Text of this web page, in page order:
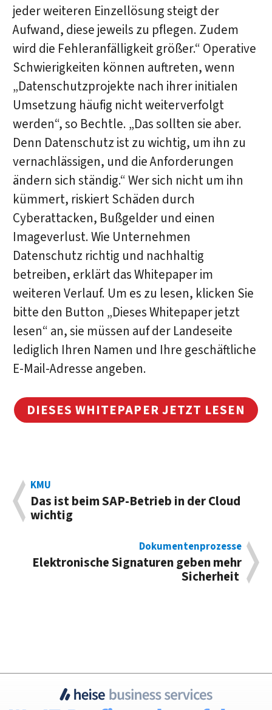
jeder weiteren Einzellösung steigt der
Aufwand, diese jeweils zu pflegen. Zudem
wird die Fehleranfälligkeit größer.“ Operative
Schwierigkeiten können auftreten, wenn
„Datenschutzprojekte nach ihrer initialen
Umsetzung häufig nicht weiterverfolgt
werden“, so Bechtle. „Das sollten sie aber.
Denn Datenschutz ist zu wichtig, um ihn zu
vernachlässigen, und die Anforderungen
ändern sich ständig.“ Wer sich nicht um ihn
kümmert, riskiert Schäden durch
Cyberattacken, Bußgelder und einen
Imageverlust. Wie Unternehmen
Datenschutz richtig und nachhaltig
betreiben, erklärt das Whitepaper im
weiteren Verlauf. Um es zu lesen, klicken Sie
bitte den Button „Dieses Whitepaper jetzt
lesen“ an, sie müssen auf der Landeseite
lediglich Ihren Namen und Ihre geschäftliche
E-Mail-Adresse angeben.
DIESES WHITEPAPER JETZT LESEN
KMU
Das ist beim SAP-Betrieb in der Cloud
wichtig
Dokumentenprozesse
Elektronische Signaturen geben mehr
Sicherheit